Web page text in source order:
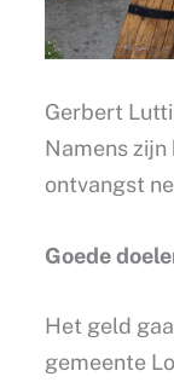
Gerbert
Namens
ontvangst
Goede
Het geld
gemeente